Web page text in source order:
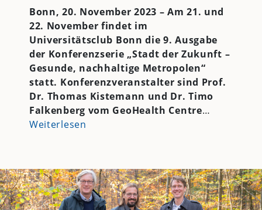
Bonn, 20. November 2023 – Am 21. und
22. November findet im
Universitätsclub Bonn die 9. Ausgabe
der Konferenzserie „Stadt der Zukunft –
Gesunde, nachhaltige Metropolen“
statt. Konferenzveranstalter sind Prof.
Dr. Thomas Kistemann und Dr. Timo
Falkenberg vom GeoHealth Centre…
Weiterlesen